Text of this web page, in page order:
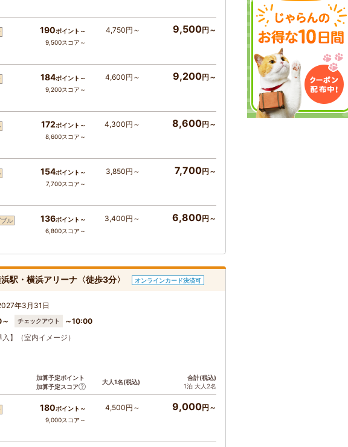
190ポイント～
9,500スコア～
4,750円～ 9,500円～
184ポイント～
9,200スコア～
4,600円～ 9,200円～
172ポイント～
8,600スコア～
4,300円～ 8,600円～
154ポイント～
7,700スコア～
3,850円～ 7,700円～
ル 136ポイント～
6,800スコア～
3,400円～ 6,800円～
駅・横浜アリーナ〈徒歩3分〉 オンラインカード決済可
年3月31日
チェックアウト
～10:00
】（室内イメージ）
加算予定ポイント
加算予定スコア
大人1名(税込)
合計(税込)
1泊 大人2名
180ポイント～
9,000スコア～
4,500円～ 9,000円～